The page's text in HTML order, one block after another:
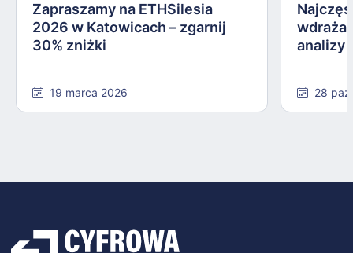
Zapraszamy na ETHSilesia
2026 w Katowicach – zgarnij
30% zniżki
19 marca 2026
analizy
28